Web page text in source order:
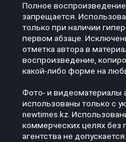
Полное воспроизведение
запрещается.
только при наличии
первом абзаце.
отметка автора в
воспроизведение,
какой-либо форме на
Фото- и видеоматериалы
использованы только с
newtimes.kz.
коммерческих целях без
агентства не допускается.